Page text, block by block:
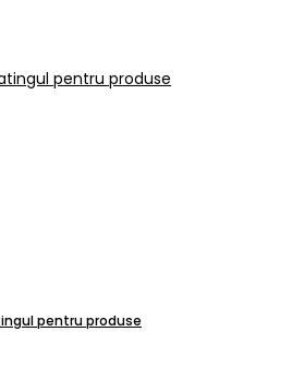
pentru produse
pentru produse